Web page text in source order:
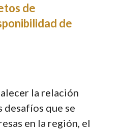
de
de
la relación
que se
en la región, el